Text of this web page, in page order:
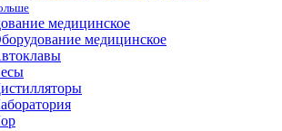
медицинское
медицинское